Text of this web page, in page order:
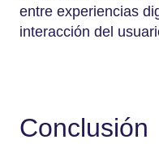
entre experiencias
interacción del
Conclusión